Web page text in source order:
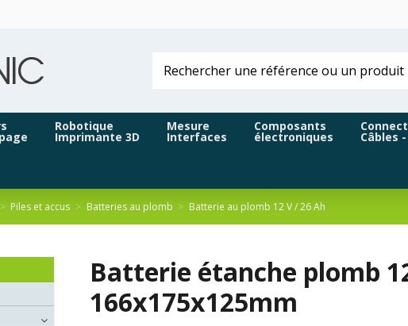
Robotique
Imprimante 3D
Mesure
Interfaces
Composants
électroniques Câbles
Piles et accus Batteries au plomb Batterie au plomb 12 V / 26 Ah
Batterie étanche plomb
166x175x125mm